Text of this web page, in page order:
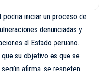
podría iniciar un proceso de
denunciadas y
al Estado peruano.
su objetivo es que se
afirma, se respeten